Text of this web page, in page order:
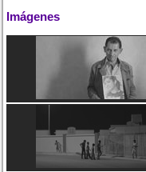
Imágenes